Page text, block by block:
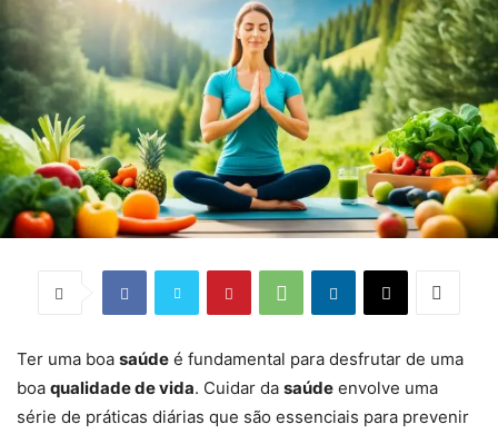
Ter uma boa saúde é fundamental para desfrutar de uma
boa qualidade de vida. Cuidar da saúde envolve uma
série de práticas diárias que são essenciais para prevenir